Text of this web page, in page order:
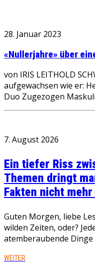
28. Januar 2023
«Nullerjahre» über
von IRIS LEITHOLD
aufgewachsen wie er:
Duo Zugezogen
7. August 2026
Ein tiefer Riss
Themen dringt
Fakten nicht
Guten Morgen, liebe
wilden Zeiten, oder?
atemberaubende
WEITER